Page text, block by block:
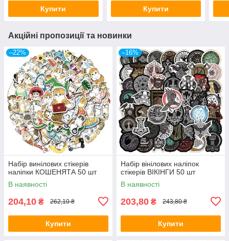
Купити Купити
Акційні пропозиції та новинки
–22%
Набір винілових стікерів
наліпки КОШЕНЯТА 50 шт
В наявності
204,10 ₴ 262,10 ₴
Купити
–16%
Набір вінілових наліпок
стікерів ВІКІНГИ 50 шт
В наявності
203,80 ₴ 243,80 ₴
Купити